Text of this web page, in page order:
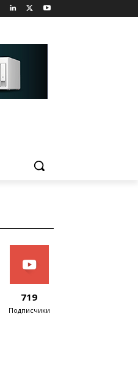
719
Подписчики